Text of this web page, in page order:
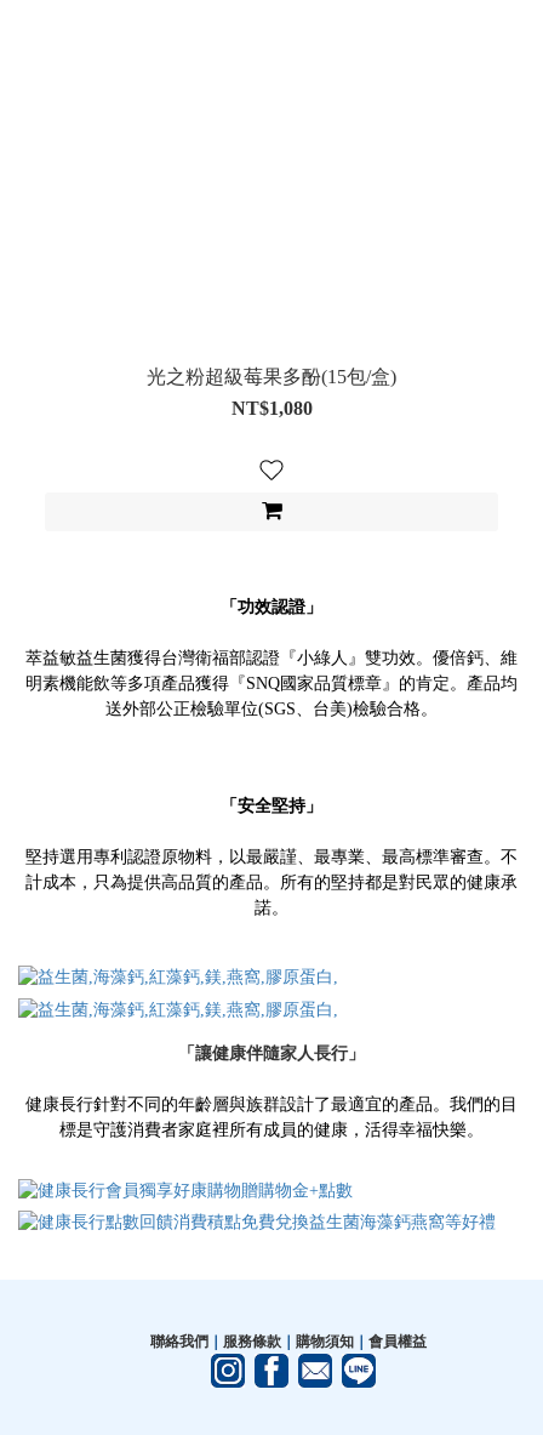
光之粉超級莓果多酚(15包/盒)
NT$1,080
「功效認證」
萃益敏益生菌獲得台灣衛福部認證『小綠人』雙功效。優倍鈣、維
明素機能飲等多項產品獲得『SNQ國家品質標章』的肯定。產品均
送外部公正檢驗單位(SGS、台美)檢驗合格。
「安全堅持」
堅持選用專利認證原物料，以最嚴謹、最專業、最高標準審查。不
計成本，只為提供高品質的產品。所有的堅持都是對民眾的健康承
諾。
「讓健康伴隨家人長行」
健康長行針對不同的年齡層與族群設計了最適宜的產品。我們的目
標是守護消費者家庭裡所有成員的健康，活得幸福快樂。
聯絡我們 服務條款｜ 購物須知｜ 會員權益